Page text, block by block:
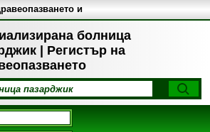
болница
| Регистър на
и
в